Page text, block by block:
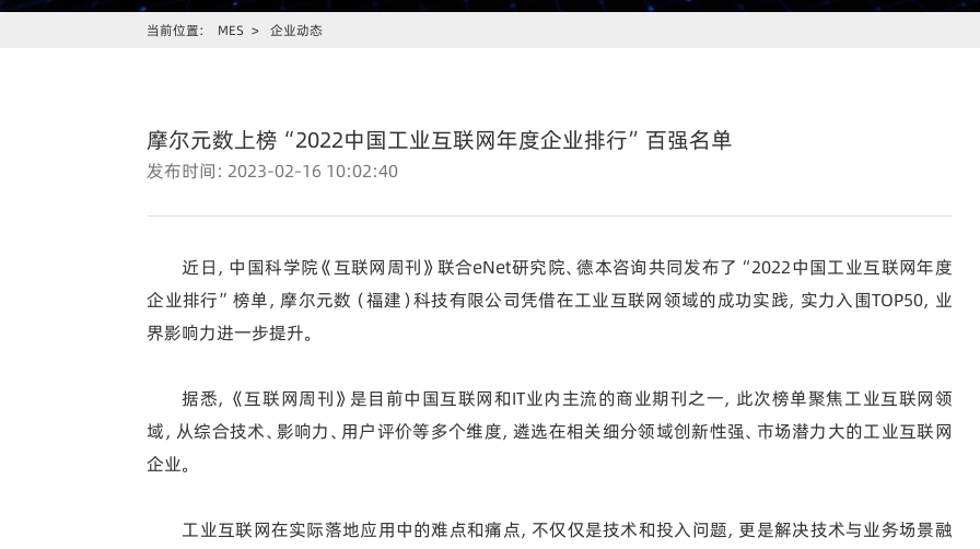
当前位置： MES > 企业动态
摩尔元数上榜“2022中国工业互联网年度企业排行”百强名单
发布时间：2023-02-16 10:02:40
近日，中国科学院《互联网周刊》联合eNet研究院、德本咨询共同发布了“2022中国工业互联网年度
企业排行”榜单，摩尔元数（福建）科技有限公司凭借在工业互联网领域的成功实践，实力入围TOP50，业
界影响力进一步提升。
据悉，《互联网周刊》是目前中国互联网和IT业内主流的商业期刊之一，此次榜单聚焦工业互联网领
域，从综合技术、影响力、用户评价等多个维度，遴选在相关细分领域创新性强、市场潜力大的工业互联网
企业。
工业互联网在实际落地应用中的难点和痛点，不仅仅是技术和投入问题，更是解决技术与业务场景融